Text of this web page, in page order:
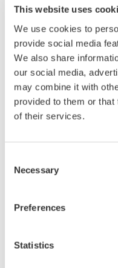
This website uses
We use cookies to
provide social media
We also share
our social media,
may combine it with
provided to them or
of their services.
Selection
Necessary
Preferences
Statistics
周波数帯域 ：DC
減衰比
：10:1
入力抵抗/入力容量 ：
最大入力電圧
：
プローブ全長
： 約
広温度範囲動作（-
販売単位
：1
見積りのご相談
10：1 パッシブプロー
オシロスコープ/スコ
MB)